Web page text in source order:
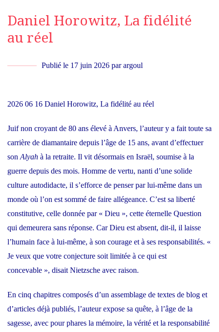
Daniel Horowitz, La fidélité
au réel
Publié le 17 juin 2026 par argoul
2026 06 16 Daniel Horowitz, La fidélité au réel
Juif non croyant de 80 ans élevé à Anvers, l’auteur y a fait toute sa
carrière de diamantaire depuis l’âge de 15 ans, avant d’effectuer
son Alyah à la retraite. Il vit désormais en Israël, soumise à la
guerre depuis des mois. Homme de vertu, nanti d’une solide
culture autodidacte, il s’efforce de penser par lui-même dans un
monde où l’on est sommé de faire allégeance. C’est sa liberté
constitutive, celle donnée par « Dieu », cette éternelle Question
qui demeurera sans réponse. Car Dieu est absent, dit-il, il laisse
l’humain face à lui-même, à son courage et à ses responsabilités. «
Je veux que votre conjecture soit limitée à ce qui est
concevable », disait Nietzsche avec raison.
En cinq chapitres composés d’un assemblage de textes de blog et
d’articles déjà publiés, l’auteur expose sa quête, à l’âge de la
sagesse, avec pour phares la mémoire, la vérité et la responsabilité